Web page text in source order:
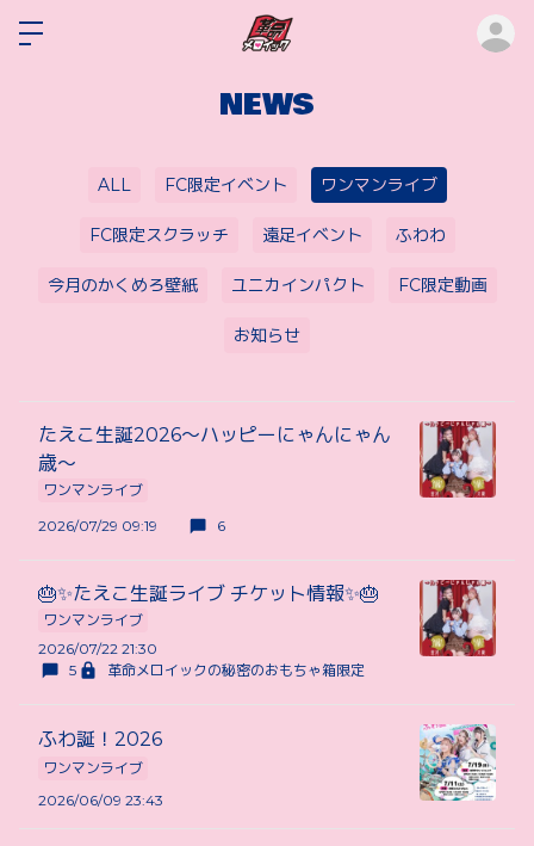
NEWS
ALL FC限定イベント ワンマンライブ
FC限定スクラッチ 遠足イベント ふわわ
今月のかくめろ壁紙 ユニカインパクト FC限定動画
お知らせ
たえこ生誕2026〜ハッピーにゃんにゃん
歳〜
ワンマンライブ
2026/07/29 09:19
6
🎂✨たえこ生誕ライブ チケット情報✨🎂
ワンマンライブ
2026/07/22 21:30
5
革命メロイックの秘密のおもちゃ箱限定
ふわ誕！2026
ワンマンライブ
2026/06/09 23:43